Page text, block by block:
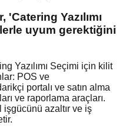
Yazılımı
uyum gerektiğini
Yazılımı Seçimi için kilit
POS ve
portalı ve satın alma
ve raporlama araçları.
azaltır ve iş